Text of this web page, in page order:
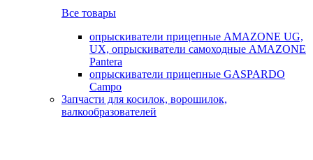
Все товары
опрыскиватели прицепные AMAZONE UG,
UX, опрыскиватели самоходные AMAZONE
Pantera
опрыскиватели прицепные GASPARDO
Campo
Запчасти для косилок, ворошилок,
валкообразователей